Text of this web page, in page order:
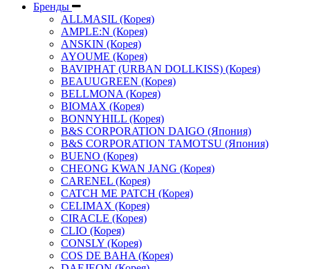
Бренды
ALLMASIL (Корея)
AMPLE:N (Корея)
ANSKIN (Корея)
AYOUME (Корея)
BAVIPHAT (URBAN DOLLKISS) (Корея)
BEAUUGREEN (Корея)
BELLMONA (Корея)
BIOMAX (Корея)
BONNYHILL (Корея)
B&S CORPORATION DAIGO (Япония)
B&S CORPORATION TAMOTSU (Япония)
BUENO (Корея)
CHEONG KWAN JANG (Корея)
CARENEL (Корея)
CATCH ME PATCH (Корея)
CELIMAX (Корея)
CIRACLE (Корея)
CLIO (Корея)
CONSLY (Корея)
COS DE BAHA (Корея)